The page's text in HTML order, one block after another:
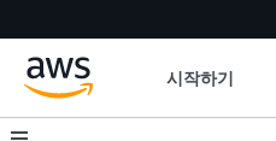
시작하기